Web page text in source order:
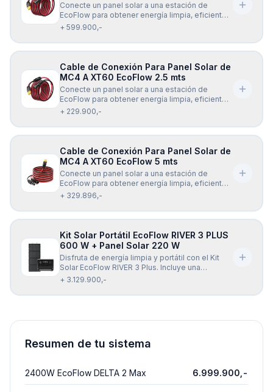
Conecte un panel solar a una estación de
EcoFlow para obtener energía limpia, eficiente y
confiable dondequiera que vaya, con el cable
de carga EcoFlow Solar a XT60 (10 mts) es
modelos de la se
+ 599.900,-
Cable de Conexión Para Panel Solar de
MC4 A XT60 EcoFlow 2.5 mts
Conecte un panel solar a una estación de
EcoFlow para obtener energía limpia, eficiente y
confiable dondequiera que vaya, con el cable
de carga EcoFlow Solar a XT60 (2.5 mts) es
modelos de la
+ 229.900,-
Cable de Conexión Para Panel Solar de
MC4 A XT60 EcoFlow 5 mts
Conecte un panel solar a una estación de
EcoFlow para obtener energía limpia, eficiente y
confiable dondequiera que vaya, con el cable
de carga EcoFlow Solar a XT60 (5 mts) es
modelos de la seri
+ 329.896,-
Kit Solar Portátil EcoFlow RIVER 3 PLUS
600 W + Panel Solar 220 W
Disfruta de energía limpia y portátil con el Kit
Solar EcoFlow RIVER 3 Plus. Incluye una
estación de energía de 600 W y un panel solar
dispositivos cargados dondequiera que estés.
+ 3.129.900,-
Resumen de tu sistema
2400W EcoFlow DELTA 2 Max 6.999.900,-